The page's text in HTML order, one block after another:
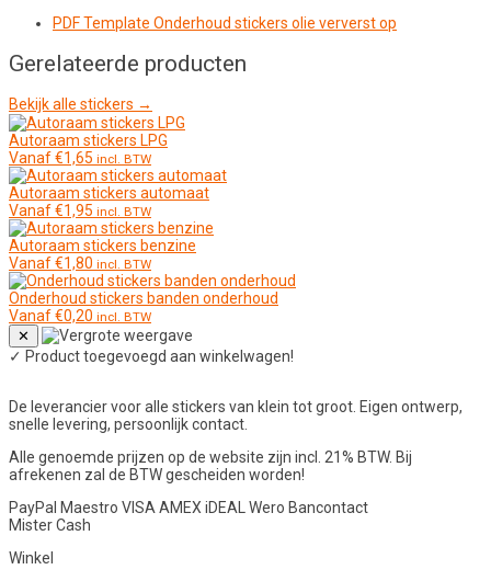
PDFTemplate Onderhoud stickers olie ververst op
Gerelateerde producten
Bekijk alle stickers →
Autoraam stickers LPG
Vanaf€1,65 incl. BTW
Autoraam stickers automaat
Vanaf€1,95 incl. BTW
Autoraam stickers benzine
Vanaf€1,80 incl. BTW
Onderhoud stickers banden onderhoud
Vanaf€0,20 incl. BTW
✕
✓ Product toegevoegd aan winkelwagen!
De leverancier voor alle stickers van klein tot groot. Eigen ontwerp,
snelle levering, persoonlijk contact.
Alle genoemde prijzen op de website zijn incl. 21% BTW. Bij
afrekenen zal de BTW gescheiden worden!
PayPal Maestro VISAAMEXiDEALWero Bancontact
Mister Cash
Winkel